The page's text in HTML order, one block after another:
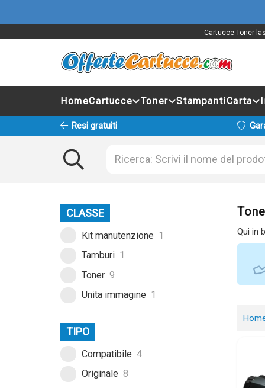
Cartucce Toner
HomeCartucce Toner StampantiCarta
Resi gratuiti
CLASSE
Kit manutenzione 1
Tamburi 1
Toner 9
Unita immagine 1
TIPO
Compatibile 4
Originale 8
Qui in